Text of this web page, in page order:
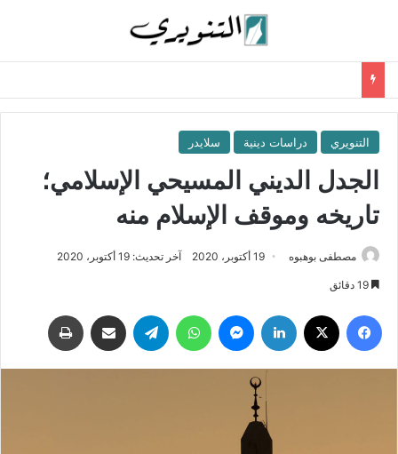
التنويري دراسات دينية سلايدر
الجدل الديني المسيحي الإسلامي؛
تاريخه وموقف الإسلام منه
مصطفى بوهبوه 19 أكتوبر، 2020 آخر تحديث: 19 أكتوبر، 2020